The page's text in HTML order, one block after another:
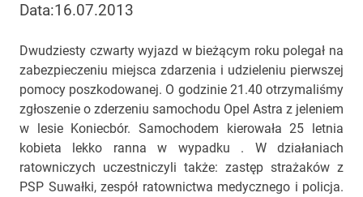
Data:16.07.2013
Dwudziesty czwarty wyjazd w bieżącym roku polegał na
zabezpieczeniu miejsca zdarzenia i udzieleniu pierwszej
pomocy poszkodowanej. O godzinie 21.40 otrzymaliśmy
zgłoszenie o zderzeniu samochodu Opel Astra z jeleniem
w lesie Koniecbór. Samochodem kierowała 25 letnia
kobieta lekko ranna w wypadku . W działaniach
ratowniczych uczestniczyli także: zastęp strażaków z
PSP Suwałki, zespół ratownictwa medycznego i policja.